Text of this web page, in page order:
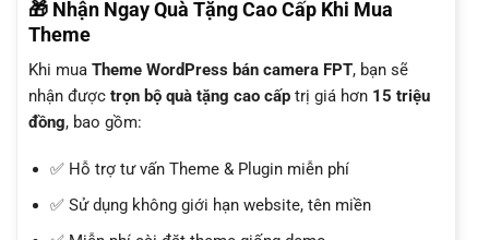
🎁 Nhận Ngay Quà Tặng Cao Cấp Khi Mua
Theme
Khi mua Theme WordPress bán camera FPT, bạn sẽ
nhận được trọn bộ quà tặng cao cấp trị giá hơn 15 triệu
đồng, bao gồm:
✅ Hỗ trợ tư vấn Theme & Plugin miễn phí
✅ Sử dụng không giới hạn website, tên miền